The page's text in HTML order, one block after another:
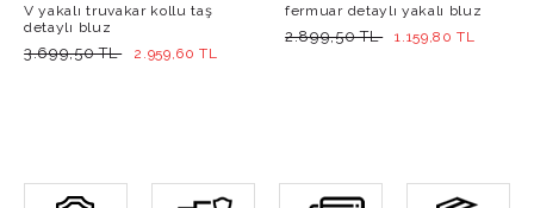
V yakalı truvakar kollu taş
detaylı bluz
3.699,50 TL 2.959,60 TL
fermuar detaylı yakalı bluz
2.899,50 TL 1.159,80 TL